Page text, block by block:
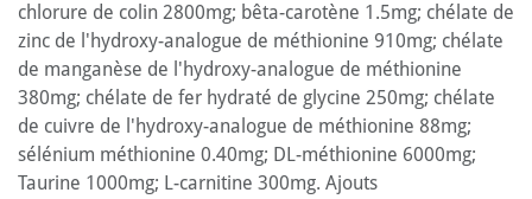
chlorure de colin 2800mg; bêta-carotène 1.5mg; chélate de
zinc de l'hydroxy-analogue de méthionine 910mg; chélate
de manganèse de l'hydroxy-analogue de méthionine
380mg; chélate de fer hydraté de glycine 250mg; chélate
de cuivre de l'hydroxy-analogue de méthionine 88mg;
sélénium méthionine 0.40mg; DL-méthionine 6000mg;
Taurine 1000mg; L-carnitine 300mg. Ajouts